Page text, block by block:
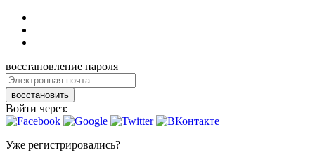
восстановление пароля
восстановить
Войти через:
Уже регистрировались?